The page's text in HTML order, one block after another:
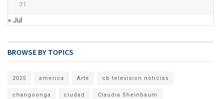
31
« Jul
BROWSE BY TOPICS
2025 america Arte cb television noticias
changoonga ciudad Claudia Sheinbaum